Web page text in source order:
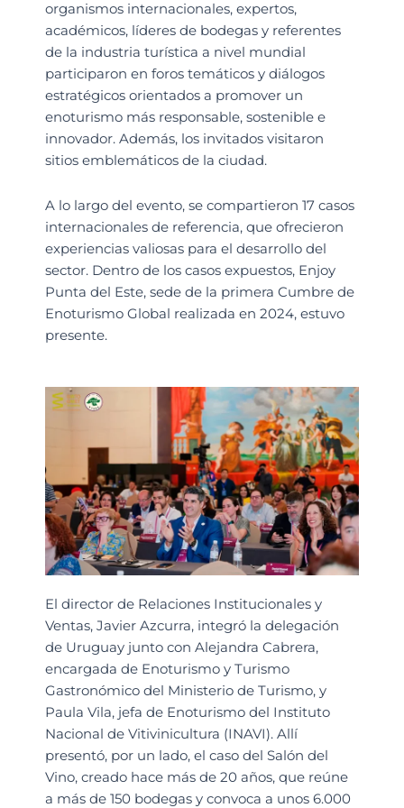
organismos internacionales, expertos,
académicos, líderes de bodegas y referentes
de la industria turística a nivel mundial
participaron en foros temáticos y diálogos
estratégicos orientados a promover un
enoturismo más responsable, sostenible e
innovador. Además, los invitados visitaron
sitios emblemáticos de la ciudad.
A lo largo del evento, se compartieron 17 casos
internacionales de referencia, que ofrecieron
experiencias valiosas para el desarrollo del
sector. Dentro de los casos expuestos, Enjoy
Punta del Este, sede de la primera Cumbre de
Enoturismo Global realizada en 2024, estuvo
presente.
El director de Relaciones Institucionales y
Ventas, Javier Azcurra, integró la delegación
de Uruguay junto con Alejandra Cabrera,
encargada de Enoturismo y Turismo
Gastronómico del Ministerio de Turismo, y
Paula Vila, jefa de Enoturismo del Instituto
Nacional de Vitivinicultura (INAVI). Allí
presentó, por un lado, el caso del Salón del
Vino, creado hace más de 20 años, que reúne
a más de 150 bodegas y convoca a unos 6.000